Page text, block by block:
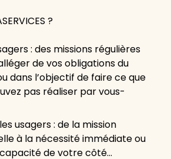
?
: des missions régulières
de vos obligations du
dans l’objectif de faire ce que
pas réaliser par vous-
usagers : de la mission
à la nécessité immédiate ou
de votre côté…